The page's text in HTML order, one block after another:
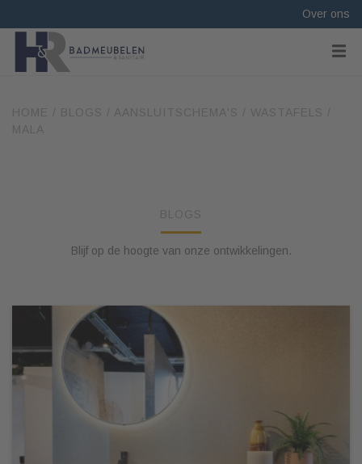
Over ons
HOME BLOGS AANSLUITSCHEMA'S WASTAFELS
MALA
BLOGS
Blijf op de hoogte van onze ontwikkelingen.